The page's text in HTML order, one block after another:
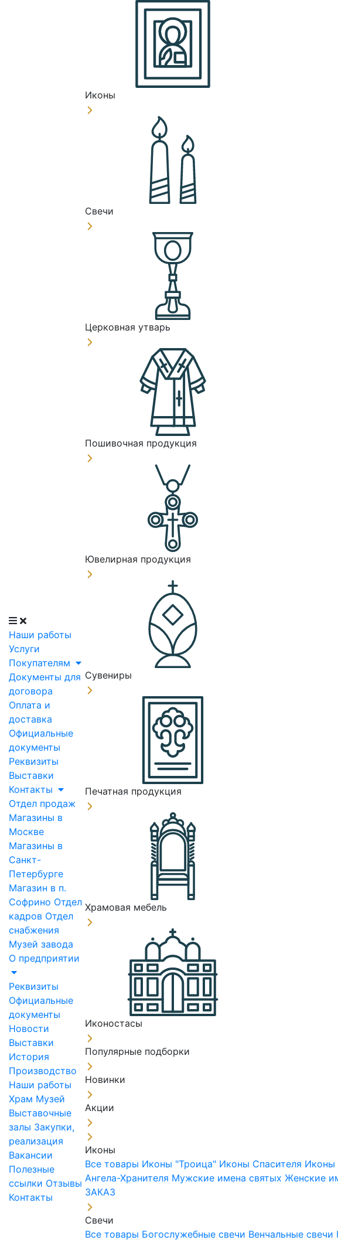
Наши работы
Услуги
Покупателям
Документы для
договора
Оплата и
доставка
Официальные
документы
Реквизиты
Выставки
Контакты
Отдел продаж
Магазины в
Москве
Магазины в
Санкт-
Петербурге
Магазин в п.
Софрино Отдел
кадров Отдел
снабжения
Музей завода
О предприятии
Реквизиты
Официальные
документы
Новости
Выставки
История
Производство
Наши работы
Храм Музей
Выставочные
залы Закупки,
реализация
Вакансии
Полезные
ссылки Отзывы
Контакты
Иконы
Свечи
Церковная утварь
Пошивочная продукция
Ювелирная продукция
Сувениры
Печатная продукция
Храмовая мебель
Иконостасы
Популярные подборки
Новинки
Акции
Иконы
Все товары Иконы "Троица" Иконы Спасителя Иконы
Ангела-Хранителя Мужские имена святыхЖенские
ЗАКАЗ
Свечи
Все товары Богослужебные свечи Венчальные свечи